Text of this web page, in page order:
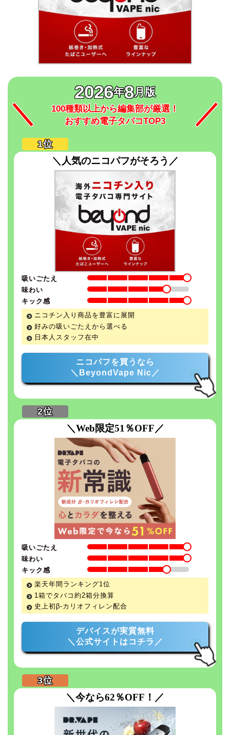
2026年8月版
100種類以上から編集部が厳選！
おすすめ電子タバコTOP3
＼人気のニコパフがそろう／
吸いごたえ
味わい
キック感
ニコチン入り商品を豊富に展開
好みの吸いごたえから選べる
日本人スタッフ在中
ニコパフを買うなら
＼BeyondVape Nic／
＼Web限定51％OFF／
吸いごたえ
味わい
キック感
楽天年間ランキング1位
1箱でタバコ約2箱分換算
史上初β-カリオフィレン配合
デバイスが実質無料
＼公式サイトはコチラ／
＼今なら62％OFF！／